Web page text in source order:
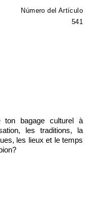
Número del Artículo
541
ton bagage culturel à
les traditions, la
les lieux et le temps